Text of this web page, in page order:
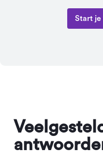
Start je